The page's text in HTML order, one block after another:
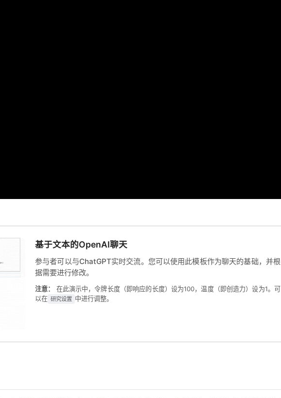
基于文本的OpenAI聊天
参与者可以与ChatGPT实时交流。您可以使用此模板作为聊天的基础，并根
据需要进行修改。
注意：
在此演示中，令牌长度（即响应的长度）设为100，温度（即创造力）设为1。可
以在 研究设置 中进行调整。